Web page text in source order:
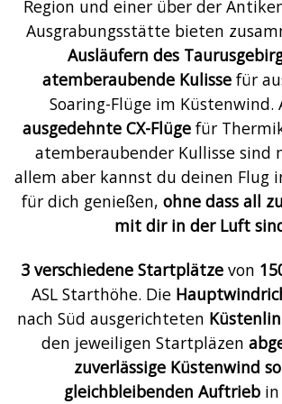
Region und einer über der
Ausgrabungsstätte bieten
Ausläufern des
atemberaubende Kulisse für
Soaring-Flüge im Küstenwind.
ausgedehnte CX-Flüge für
atemberaubender Kullisse sind
allem aber kannst du deinen Flug
für dich genießen, ohne dass all
mit dir in der Luft
3 verschiedene Startplätzevon
ASL Starthöhe. Die
nach Süd ausgerichteten
den jeweiligen Startpläzen
zuverlässige Küstenwind
gleichbleibenden Auftrieb